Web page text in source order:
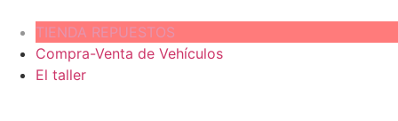
TIENDA REPUESTOS
Compra-Venta de Vehículos
El taller